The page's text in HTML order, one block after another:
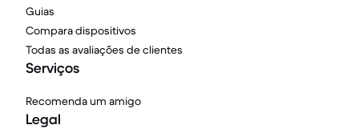
Guias
Compara dispositivos
Todas as avaliações de clientes
Serviços
Recomenda um amigo
Legal